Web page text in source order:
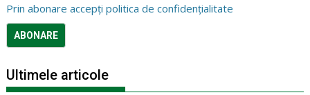
Prin abonare accepți politica de confidențialitate
Ultimele articole